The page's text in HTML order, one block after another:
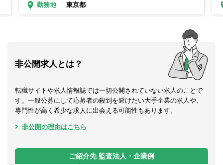
勤務地
東京都
非公開求人とは？
転職サイトや求人情報誌では一切公開されていない求人のことで
す。一般公募にして応募者の殺到を避けたい大手企業の求人や、
専門性が高く希少な求人に出会える可能性もあります。
非公開の理由はこちら
ご紹介先 監査法人・企業例